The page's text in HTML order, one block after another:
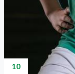
10